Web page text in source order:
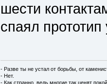
шести
спаял прототип
- Разве ты не устал от борьбы, от
- Нет.
- Как странно, ведь многие так ценят